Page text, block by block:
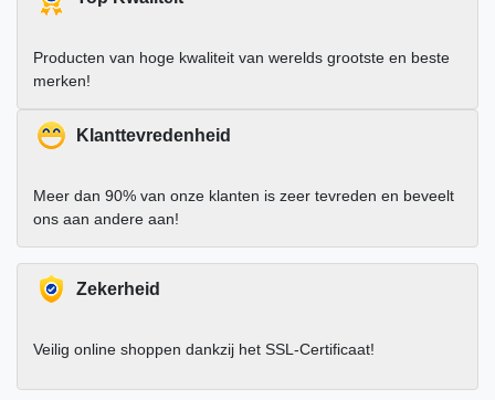
Producten van hoge kwaliteit van werelds grootste en beste
merken!
Klanttevredenheid
Meer dan 90% van onze klanten is zeer tevreden en beveelt
ons aan andere aan!
Zekerheid
Veilig online shoppen dankzij het SSL-Certificaat!